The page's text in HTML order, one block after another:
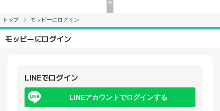
トップ モッピーにログイン
モッピーにログイン
LINEでログイン
LINEアカウントでログインする